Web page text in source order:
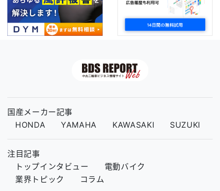
国産メーカー記事
HONDA
YAMAHA KAWASAKI SUZUKI
注目記事
トップインタビュー
電動バイク
業界トピック
コラム